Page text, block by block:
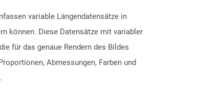
variable Längendatensätze in
können. Diese Datensätze mit variabler
für das genaue Rendern des Bildes
Abmessungen, Farben und